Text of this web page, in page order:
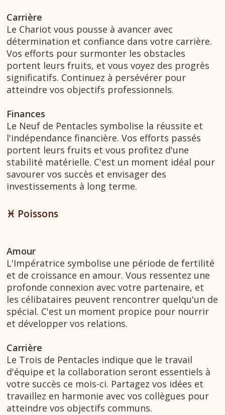
Carrière
Le Chariot vous pousse à avancer avec
détermination et confiance dans votre carrière.
Vos efforts pour surmonter les obstacles
portent leurs fruits, et vous voyez des progrès
significatifs. Continuez à persévérer pour
atteindre vos objectifs professionnels.
Finances
Le Neuf de Pentacles symbolise la réussite et
l'indépendance financière. Vos efforts passés
portent leurs fruits et vous profitez d'une
stabilité matérielle. C'est un moment idéal pour
savourer vos succès et envisager des
investissements à long terme.
♓︎ Poissons
Amour
L'Impératrice symbolise une période de fertilité
et de croissance en amour. Vous ressentez une
profonde connexion avec votre partenaire, et
les célibataires peuvent rencontrer quelqu'un de
spécial. C'est un moment propice pour nourrir
et développer vos relations.
Carrière
Le Trois de Pentacles indique que le travail
d'équipe et la collaboration seront essentiels à
votre succès ce mois-ci. Partagez vos idées et
travaillez en harmonie avec vos collègues pour
atteindre vos objectifs communs.